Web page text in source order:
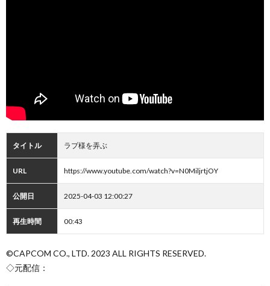
タイトル ラプ様を弄ぶ
URL https://www.youtube.com/watch?v=N0MiljrtjOY
公開日 2025-04-03 12:00:27
再生時間 00:43
©CAPCOM CO., LTD. 2023 ALL RIGHTS RESERVED.
◇元配信：